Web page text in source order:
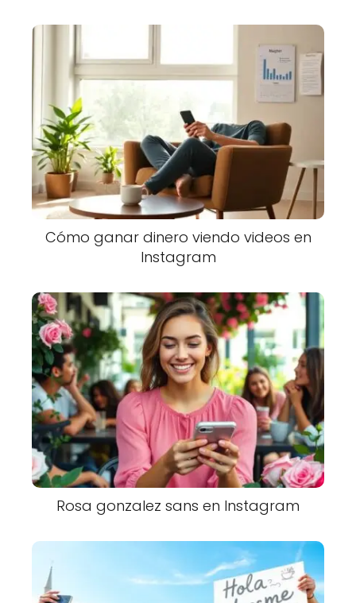
Cómo ganar dinero viendo videos en
Instagram
Rosa gonzalez sans en Instagram